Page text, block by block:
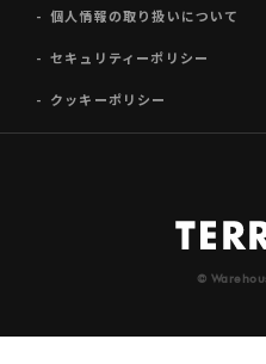
個人情報の取り扱いについて
セキュリティーポリシー
クッキーポリシー
©